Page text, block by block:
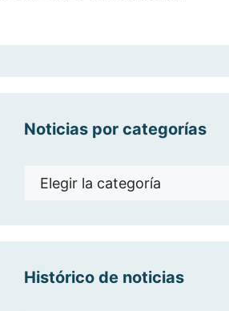
Noticias por categorías
Noticias
Histórico de noticias